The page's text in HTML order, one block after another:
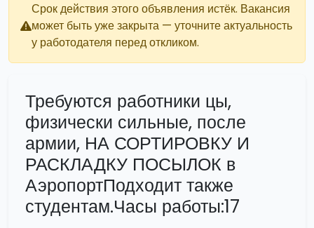
Срок действия этого объявления истёк. Вакансия
может быть уже закрыта — уточните актуальность
у работодателя перед откликом.
Требуются работники цы,
физически сильные, после
армии, НА СОРТИРОВКУ И
РАСКЛАДКУ ПОСЫЛОК в
АэропортПодходит также
студентам.Часы работы:17